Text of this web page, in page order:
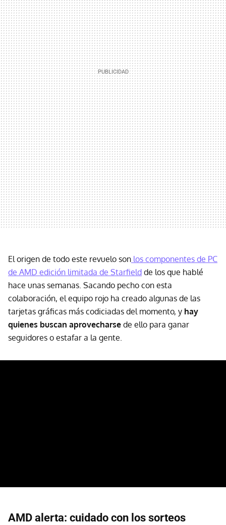
El origen de todo este revuelo son los componentes de PC
de AMD edición limitada de Starfield de los que hablé
hace unas semanas. Sacando pecho con esta
colaboración, el equipo rojo ha creado algunas de las
tarjetas gráficas más codiciadas del momento, y hay
quienes buscan aprovecharse de ello para ganar
seguidores o estafar a la gente.
AMD alerta: cuidado con los sorteos